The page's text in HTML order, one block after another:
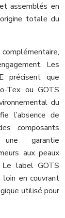
assemblés en
totale du
Les
précisent que
Tex ou GOTS
du
l’absence de
composants
garantie
aux peaux
label GOTS
en couvrant
utilisé pour